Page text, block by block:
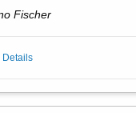
Fischer
Details